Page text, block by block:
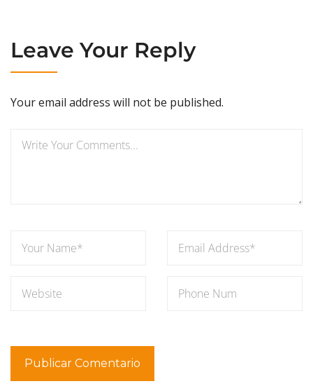
Leave Your Reply
Your email address will not be published.